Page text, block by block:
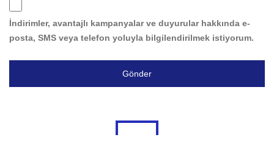
İndirimler, avantajlı kampanyalar ve duyurular hakkında e-
posta, SMS veya telefon yoluyla bilgilendirilmek istiyorum.
Gönder